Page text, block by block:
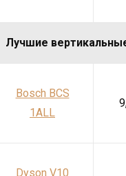
Лучшие
Bosch BCS
1ALL
Dyson V10